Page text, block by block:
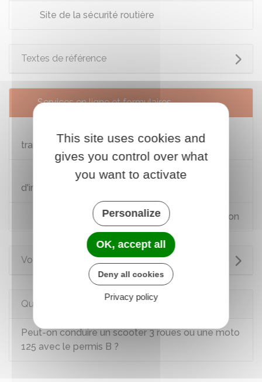
Site de la sécurité routière
Textes de référence
Services en ligne et formulaires
Demander une carte grise suite à la
transformation du véhicule
Suivez votre demande de certificat
d'immatriculation
Calculer le coût du certificat d'immatriculation
Voir aussi
Questions ? Réponses !
Peut-on conduire un scooter 3 roues ou une moto
125 avec le permis B ?
This site uses cookies and
gives you control over what
you want to activate
Personalize
OK, accept all
Deny all cookies
Privacy policy